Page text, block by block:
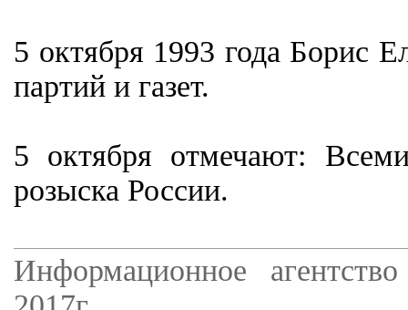
5 октября 1993 года Борис
партий и газет.
5 октября отмечают:
розыска России.
Информационное